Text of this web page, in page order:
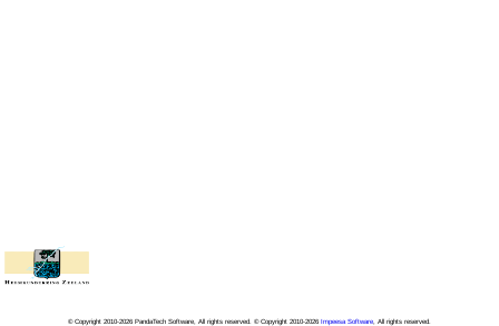
© Copyright 2010-2026 PandaTech Software, All rights reserved. © Copyright 2010-2026 Impeesa Software, All rights reserved.